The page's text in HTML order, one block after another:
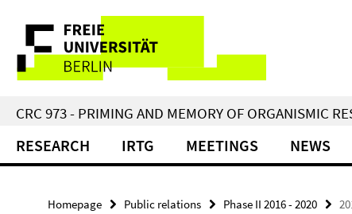
direkt
Inhalt
Service
Navigation
CRC 973 - PRIMING AND MEMORY OF ORGANISMIC
RESEARCH IRTG MEETINGS NEWS
Homepage Public relations Phase II 2016 - 2020